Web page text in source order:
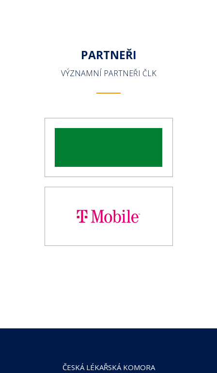
PARTNEŘI
VÝZNAMNÍ PARTNEŘI ČLK
ČESKÁ LÉKAŘSKÁ KOMORA